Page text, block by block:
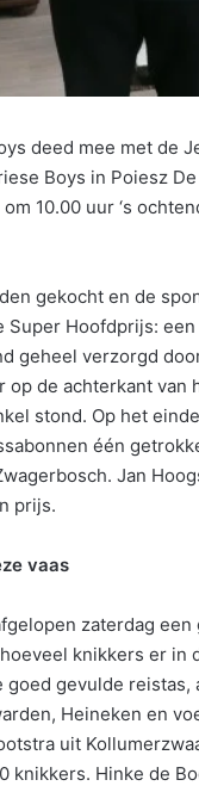
deed mee met de
Boys in Poiesz
10.00 uur ‘s
gekocht en de
Hoofdprijs:
geheel verzorgd
de achterkant van
stond. Op het
één
Jan
prijs.
vaas
zaterdag
knikkers er in
gevulde
Heineken en
uit
knikkers. Hinke de